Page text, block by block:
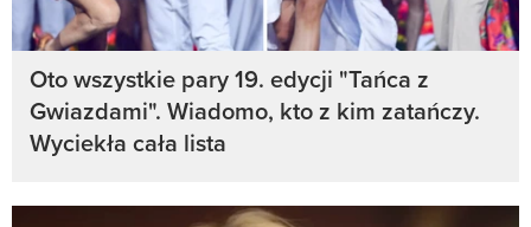
Oto wszystkie pary 19. edycji "Tańca z
Gwiazdami". Wiadomo, kto z kim zatańczy.
Wyciekła cała lista